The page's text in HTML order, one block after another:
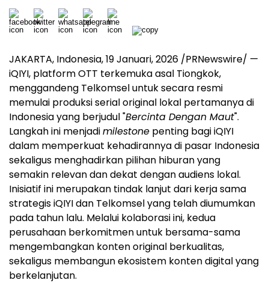
JAKARTA, Indonesia, 19 Januari, 2026 /PRNewswire/ —
iQIYI, platform OTT terkemuka asal Tiongkok,
menggandeng Telkomsel untuk secara resmi
memulai produksi serial original lokal pertamanya di
Indonesia yang berjudul "Bercinta Dengan Maut".
Langkah ini menjadimilestone penting bagi iQIYI
dalam memperkuat kehadirannya di pasar Indonesia
sekaligus menghadirkan pilihan hiburan yang
semakin relevan dan dekat dengan audiens lokal.
Inisiatif ini merupakan tindak lanjut dari kerja sama
strategis iQIYI dan Telkomsel yang telah diumumkan
pada tahun lalu. Melalui kolaborasi ini, kedua
perusahaan berkomitmen untuk bersama-sama
mengembangkan konten original berkualitas,
sekaligus membangun ekosistem konten digital yang
berkelanjutan.